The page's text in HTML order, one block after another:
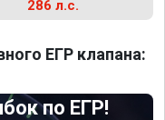
286 л.с.
ЕГР клапана:
по ЕГР!